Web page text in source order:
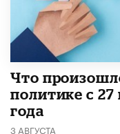
​Что
политике с 27
года
3 АВГУСТА